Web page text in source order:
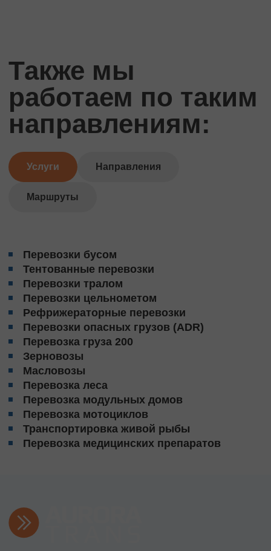
Также мы
работаем по таким
направлениям:
Услуги Направления
Маршруты
Перевозки бусом
Тентованные перевозки
Перевозки тралом
Перевозки цельнометом
Рефрижераторные перевозки
Перевозки опасных грузов (ADR)
Перевозка груза 200
Зерновозы
Масловозы
Перевозка леса
Перевозка модульных домов
Перевозка мотоциклов
Транспортировка живой рыбы
Перевозка медицинских препаратов